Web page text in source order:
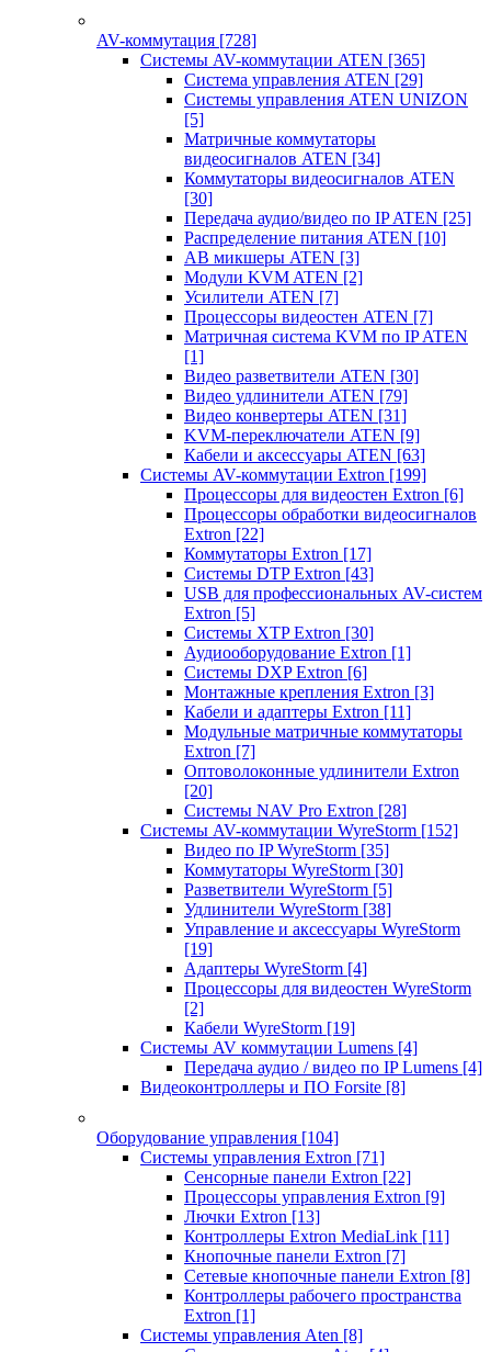
AV-коммутация [728]
Системы AV-коммутации ATEN [365]
Система управления ATEN [29]
Системы управления ATEN UNIZON
[5]
Матричные коммутаторы
видеосигналов ATEN [34]
Коммутаторы видеосигналов ATEN
[30]
Передача аудио/видео по IP ATEN [25]
Распределение питания ATEN [10]
АВ микшеры ATEN [3]
Модули KVM ATEN [2]
Усилители ATEN [7]
Процессоры видеостен ATEN [7]
Матричная система KVM по IP ATEN
[1]
Видео разветвители ATEN [30]
Видео удлинители ATEN [79]
Видео конвертеры ATEN [31]
KVM-переключатели ATEN [9]
Кабели и аксессуары ATEN [63]
Системы AV-коммутации Extron [199]
Процессоры для видеостен Extron [6]
Процессоры обработки видеосигналов
Extron [22]
Коммутаторы Extron [17]
Системы DTP Extron [43]
USB для профессиональных AV-систем
Extron [5]
Системы XTP Extron [30]
Аудиооборудование Extron [1]
Системы DXP Extron [6]
Монтажные крепления Extron [3]
Кабели и адаптеры Extron [11]
Модульные матричные коммутаторы
Extron [7]
Оптоволоконные удлинители Extron
[20]
Системы NAV Pro Extron [28]
Системы AV-коммутации WyreStorm [152]
Видео по IP WyreStorm [35]
Коммутаторы WyreStorm [30]
Разветвители WyreStorm [5]
Удлинители WyreStorm [38]
Управление и аксессуары WyreStorm
[19]
Адаптеры WyreStorm [4]
Процессоры для видеостен WyreStorm
[2]
Кабели WyreStorm [19]
Системы AV коммутации Lumens [4]
Передача аудио / видео по IP Lumens [4]
Видеоконтроллеры и ПО Forsite [8]
Оборудование управления [104]
Системы управления Extron [71]
Сенсорные панели Extron [22]
Процессоры управления Extron [9]
Лючки Extron [13]
Контроллеры Extron MediaLink [11]
Кнопочные панели Extron [7]
Сетевые кнопочные панели Extron [8]
Контроллеры рабочего пространства
Extron [1]
Системы управления Aten [8]